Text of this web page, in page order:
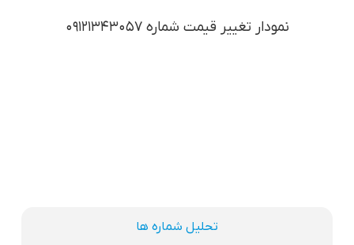
نمودار تغییر قیمت شماره 09121343057
تحلیل شماره ها